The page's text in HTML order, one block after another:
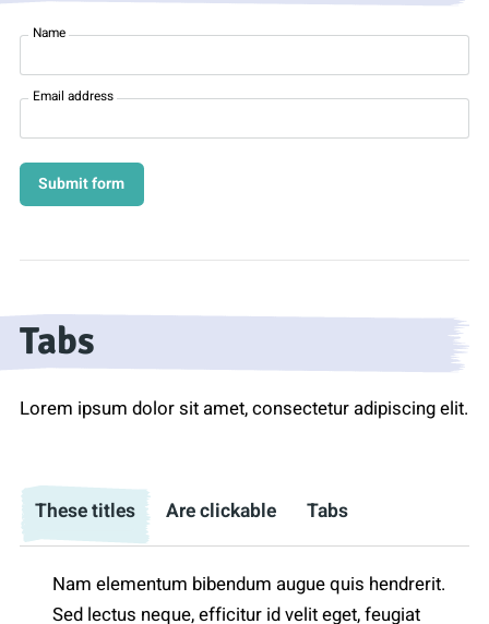
Name
Email address
Tabs
Lorem ipsum dolor sit amet, consectetur adipiscing elit.
These titles Are clickable Tabs
Nam elementum bibendum augue quis hendrerit.
Sed lectus neque, efficitur id velit eget, feugiat